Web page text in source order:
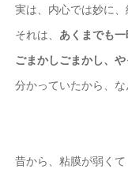
実は、内心では妙に、
それは、 あくまでも
ごまかしごまかし、
分かっていたから、な
昔から、粘膜が弱くて